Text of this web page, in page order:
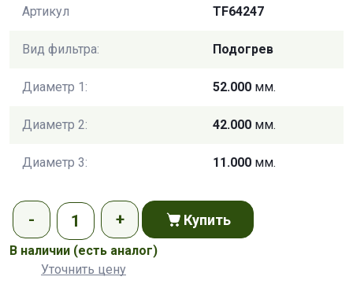
Артикул TF64247
Вид фильтра: Подогрев
Диаметр 1: 52.000 мм.
Диаметр 2: 42.000 мм.
Диаметр 3: 11.000 мм.
Купить
В наличии (есть аналог)
Уточнить цену